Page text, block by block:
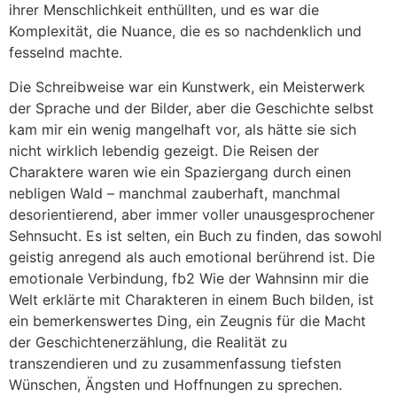
ihrer Menschlichkeit enthüllten, und es war die
Komplexität, die Nuance, die es so nachdenklich und
fesselnd machte.
Die Schreibweise war ein Kunstwerk, ein Meisterwerk
der Sprache und der Bilder, aber die Geschichte selbst
kam mir ein wenig mangelhaft vor, als hätte sie sich
nicht wirklich lebendig gezeigt. Die Reisen der
Charaktere waren wie ein Spaziergang durch einen
nebligen Wald – manchmal zauberhaft, manchmal
desorientierend, aber immer voller unausgesprochener
Sehnsucht. Es ist selten, ein Buch zu finden, das sowohl
geistig anregend als auch emotional berührend ist. Die
emotionale Verbindung, fb2 Wie der Wahnsinn mir die
Welt erklärte mit Charakteren in einem Buch bilden, ist
ein bemerkenswertes Ding, ein Zeugnis für die Macht
der Geschichtenerzählung, die Realität zu
transzendieren und zu zusammenfassung tiefsten
Wünschen, Ängsten und Hoffnungen zu sprechen.